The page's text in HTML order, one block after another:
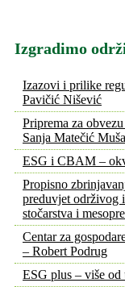
Izgradimo
Izazovi i prilike
Pavičić Nišević
Priprema za
Sanja Matečić
ESG i CBAM –
Propisno
preduvjet održivog
stočarstva i
Centar za
– Robert Podrug
ESG plus – više od